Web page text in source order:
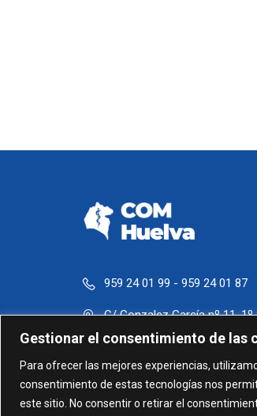
Gestionar el consentimiento de las
Para ofrecer las mejores experiencias,
consentimiento de estas tecnologías nos
este sitio. No consentir o retirar el
959 24 01 99 - 959 24 01 87
C/ Gonzalez García nº 11, 1º